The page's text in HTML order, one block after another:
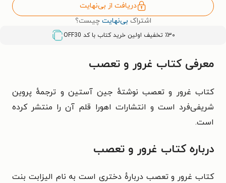
دریافت از بی‌نهایت
اشتراک بی‌نهایت چیست؟
٪۳۰ تخفیف اولین خرید کتاب با کد OFF30
معرفی کتاب غرور و تعصب
کتاب غرور و تعصب نوشتهٔ جین آستین و ترجمهٔ پروین
شریفی‌فرد است و انتشارات اهورا قلم آن را منتشر کرده
است.
درباره کتاب غرور و تعصب
کتاب غرور و تعصب درباره‌ٔ دختری است به نام الیزابت بنت